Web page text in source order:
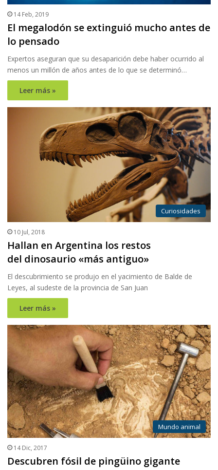
14 Feb, 2019
El megalodón se extinguió mucho antes de
lo pensado
Expertos aseguran que su desaparición debe haber ocurrido al
menos un millón de años antes de lo que se determinó…
Leer más »
Curiosidades
10 Jul, 2018
Hallan en Argentina los restos
del dinosaurio «más antiguo»
El descubrimiento se produjo en el yacimiento de Balde de
Leyes, al sudeste de la provincia de San Juan
Leer más »
Mundo animal
14 Dic, 2017
Descubren fósil de pingüino gigante